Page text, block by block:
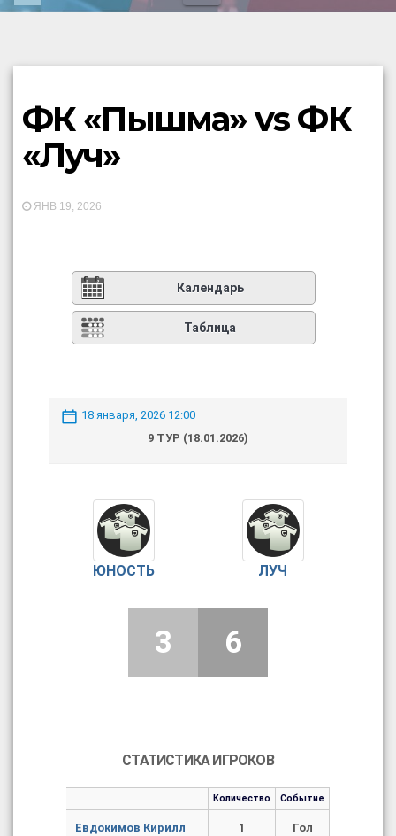
ФК «Пышма» vs ФК
«Луч»
ЯНВ 19, 2026
Календарь
Таблица
18 января, 2026 12:00
9 ТУР (18.01.2026)
ЮНОСТЬ ЛУЧ
3 6
СТАТИСТИКА ИГРОКОВ
Количество Событие
Евдокимов Кирилл 1 Гол